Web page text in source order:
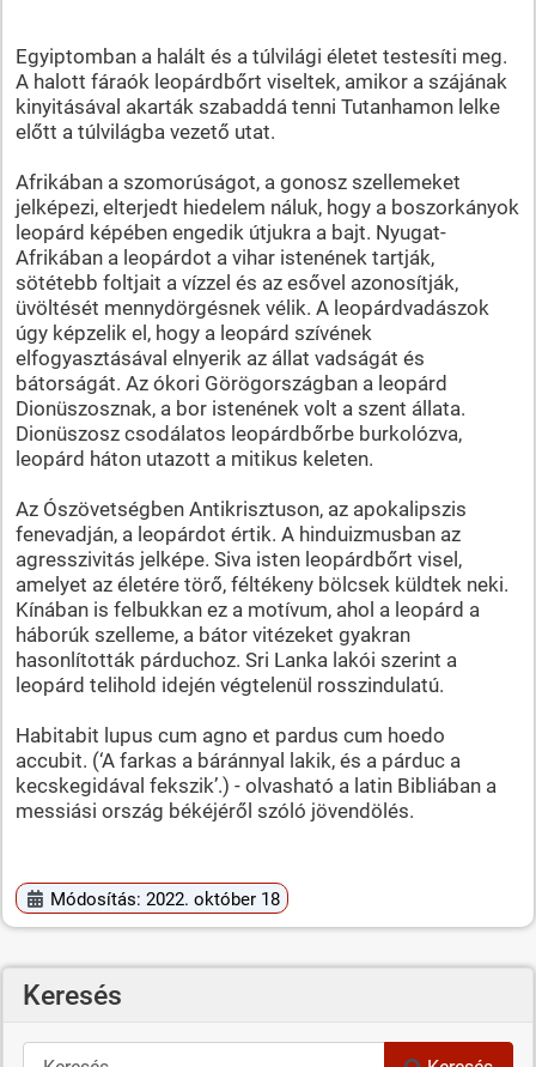
Egyiptomban a halált és a túlvilági életet testesíti meg.
A halott fáraók leopárdbőrt viseltek, amikor a szájának
kinyitásával akarták szabaddá tenni Tutanhamon lelke
előtt a túlvilágba vezető utat.
Afrikában a szomorúságot, a gonosz szellemeket
jelképezi, elterjedt hiedelem náluk, hogy a boszorkányok
leopárd képében engedik útjukra a bajt. Nyugat-
Afrikában a leopárdot a vihar istenének tartják,
sötétebb foltjait a vízzel és az esővel azonosítják,
üvöltését mennydörgésnek vélik. A leopárdvadászok
úgy képzelik el, hogy a leopárd szívének
elfogyasztásával elnyerik az állat vadságát és
bátorságát. Az ókori Görögországban a leopárd
Dionüszosznak, a bor istenének volt a szent állata.
Dionüszosz csodálatos leopárdbőrbe burkolózva,
leopárd háton utazott a mitikus keleten.
Az Ószövetségben Antikrisztuson, az apokalipszis
fenevadján, a leopárdot értik. A hinduizmusban az
agresszivitás jelképe. Siva isten leopárdbőrt visel,
amelyet az életére törő, féltékeny bölcsek küldtek neki.
Kínában is felbukkan ez a motívum, ahol a leopárd a
háborúk szelleme, a bátor vitézeket gyakran
hasonlították párduchoz. Sri Lanka lakói szerint a
leopárd telihold idején végtelenül rosszindulatú.
Habitabit lupus cum agno et pardus cum hoedo
accubit. (‘A farkas a báránnyal lakik, és a párduc a
kecskegidával fekszik’.) - olvasható a latin Bibliában a
messiási ország békéjéről szóló jövendölés.
Módosítás: 2022. október 18
Keresés
Keresés